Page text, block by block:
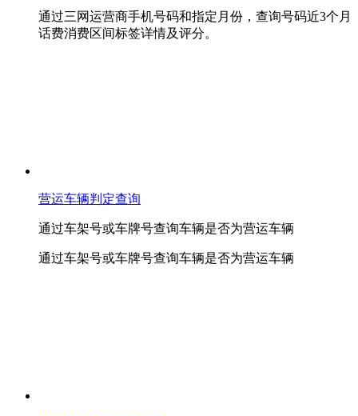
通过三网运营商手机号码和指定月份，查询号码近3个月
话费消费区间标签详情及评分。
营运车辆判定查询
通过车架号或车牌号查询车辆是否为营运车辆
通过车架号或车牌号查询车辆是否为营运车辆